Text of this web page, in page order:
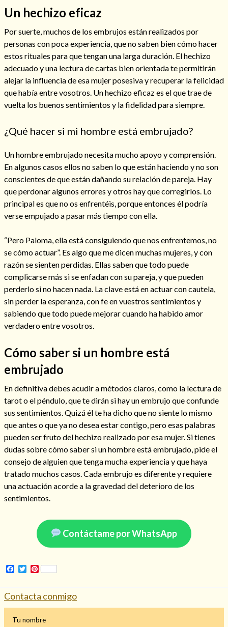
Un hechizo eficaz
Por suerte, muchos de los embrujos están realizados por
personas con poca experiencia, que no saben bien cómo hacer
estos rituales para que tengan una larga duración. El hechizo
adecuado y una lectura de cartas bien orientada te permitirán
alejar la influencia de esa mujer posesiva y recuperar la felicidad
que había entre vosotros. Un hechizo eficaz es el que trae de
vuelta los buenos sentimientos y la fidelidad para siempre.
¿Qué hacer si mi hombre está embrujado?
Un hombre embrujado necesita mucho apoyo y comprensión.
En algunos casos ellos no saben lo que están haciendo y no son
conscientes de que están dañando su relación de pareja. Hay
que perdonar algunos errores y otros hay que corregirlos. Lo
principal es que no os enfrentéis, porque entonces él podría
verse empujado a pasar más tiempo con ella.
“Pero Paloma, ella está consiguiendo que nos enfrentemos, no
se cómo actuar”. Es algo que me dicen muchas mujeres, y con
razón se sienten perdidas. Ellas saben que todo puede
complicarse más si se enfadan con su pareja, y que pueden
perderlo si no hacen nada. La clave está en actuar con cautela,
sin perder la esperanza, con fe en vuestros sentimientos y
sabiendo que todo puede mejorar cuando ha habido amor
verdadero entre vosotros.
Cómo saber si un hombre está
embrujado
En definitiva debes acudir a métodos claros, como la lectura de
tarot o el péndulo, que te dirán si hay un embrujo que confunde
sus sentimientos. Quizá él te ha dicho que no siente lo mismo
que antes o que ya no desea estar contigo, pero esas palabras
pueden ser fruto del hechizo realizado por esa mujer. Si tienes
dudas sobre cómo saber si un hombre está embrujado, pide el
consejo de alguien que tenga mucha experiencia y que haya
tratado muchos casos. Cada embrujo es diferente y requiere
una actuación acorde a la gravedad del deterioro de los
sentimientos.
Contáctame por WhatsApp
Facebook
TwitterPinterest
Contacta conmigo
Tu nombre